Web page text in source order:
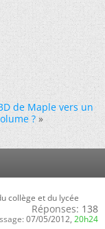
de Maple vers un
? »
collège et du lycée
Réponses: 138
07/05/2012, 20h24